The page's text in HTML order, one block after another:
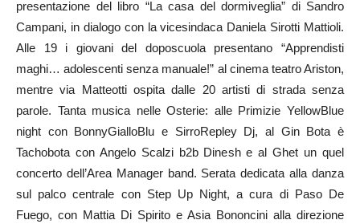
presentazione del libro “La casa del dormiveglia” di Sandro
Campani, in dialogo con la vicesindaca Daniela Sirotti Mattioli.
Alle 19 i giovani del doposcuola presentano “Apprendisti
maghi… adolescenti senza manuale!” al cinema teatro Ariston,
mentre via Matteotti ospita dalle 20 artisti di strada senza
parole. Tanta musica nelle Osterie: alle Primizie YellowBlue
night con BonnyGialloBlu e SirroRepley Dj, al Gin Bota è
Tachobota con Angelo Scalzi b2b Dinesh e al Ghet un quel
concerto dell’Area Manager band. Serata dedicata alla danza
sul palco centrale con Step Up Night, a cura di Paso De
Fuego, con Mattia Di Spirito e Asia Bononcini alla direzione